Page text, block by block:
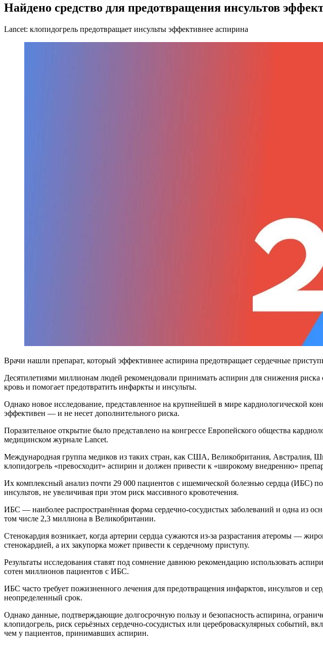
Найдено средство для предотвращения инсультов
Lancet: клопидогрель предотвращает инсульты эффективнее аспирина
Врачи нашли препарат, который эффективнее аспирина предотвращает сердечные
Десятилетиями миллионам людей рекомендовали принимать аспирин для снижения
кровь и помогает предотвратить инфаркты и инсульты.
Однако новое исследование, представленное на крупнейшей в мире кардиологической
эффективен — и не несет дополнительного риска.
Поразительное открытие было представлено на конгрессе Европейского общества
медицинском журнале Lancet.
Международная группа медиков из таких стран, как США, Великобритания, Австралия,
клопидогрель «превосходит» аспирин и должен привести к «широкому внедрению»
Их комплексный анализ почти 29 000 пациентов с ишемической болезнью сердца (ИБС)
инсультов, не увеличивая при этом риск массивного кровотечения.
ИБС — наиболее распространённая форма сердечно-сосудистых заболеваний и одна из
том числе 2,3 миллиона в Великобритании.
Стенокардия возникает, когда артерии сердца сужаются из-за разрастания атеромы —
стенокардией, а их закупорка может привести к сердечному приступу.
Результаты исследования ставят под сомнение давнюю рекомендацию использовать
сотен миллионов пациентов с ИБС.
ИБС часто требует пожизненного лечения для предотвращения инфарктов, инсультов и
неопределенный срок.
Однако данные, подтверждающие долгосрочную пользу и безопасность аспирина,
клопидогрель, риск серьёзных сердечно-сосудистых или цереброваскулярных событий,
чем у пациентов, принимавших аспирин.